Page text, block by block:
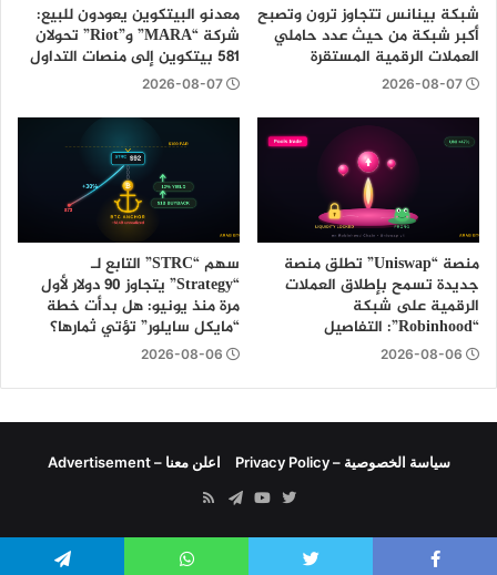
شبكة بينانس تتجاوز ترون وتصبح
أكبر شبكة من حيث عدد حاملي
العملات الرقمية المستقرة
2026-08-07
معدنو البيتكوين يعودون للبيع:
شركة “MARA” و”Riot” تحولان
581 بيتكوين إلى منصات التداول
2026-08-07
منصة “Uniswap” تطلق منصة
جديدة تسمح بإطلاق العملات
الرقمية على شبكة
“Robinhood”: التفاصيل
2026-08-06
سهم “STRC” التابع لـ
“Strategy” يتجاوز 90 دولار لأول
مرة منذ يونيو: هل بدأت خطة
“مايكل سايلور” تؤتي ثمارها؟
2026-08-06
سياسة الخصوصية – Privacy Policy اعلن معنا – Advertisement